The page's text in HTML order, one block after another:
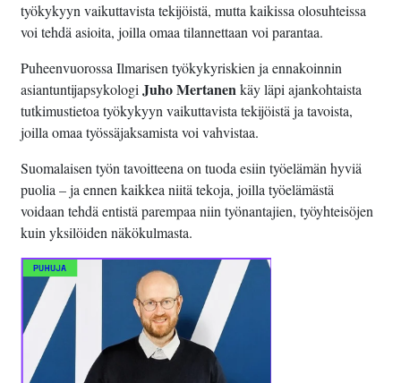
työkykyyn vaikuttavista tekijöistä, mutta kaikissa olosuhteissa
voi tehdä asioita, joilla omaa tilannettaan voi parantaa.
Puheenvuorossa Ilmarisen työkykyriskien ja ennakoinnin
asiantuntijapsykologiJuho Mertanenkäy läpi ajankohtaista
tutkimustietoa työkykyyn vaikuttavista tekijöistä ja tavoista,
joilla omaa työssäjaksamista voi vahvistaa.
Suomalaisen työn tavoitteena on tuoda esiin työelämän hyviä
puolia – ja ennen kaikkea niitä tekoja, joilla työelämästä
voidaan tehdä entistä parempaa niin työnantajien, työyhteisöjen
kuin yksilöiden näkökulmasta.